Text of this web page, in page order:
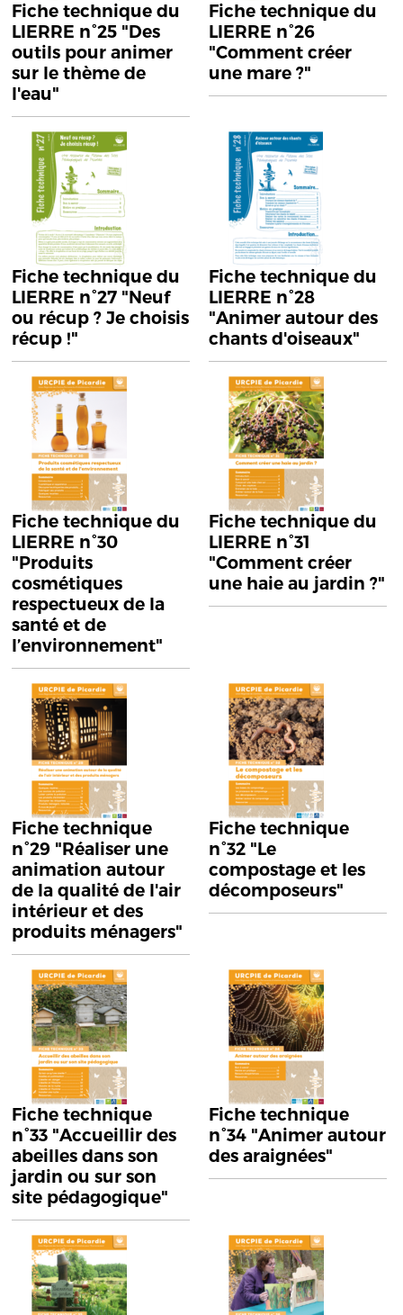
Fiche technique du
LIERRE n°25 "Des
outils pour animer
sur le thème de
l'eau"
Fiche technique du
LIERRE n°26
"Comment créer
une mare ?"
Fiche technique du
LIERRE n°27 "Neuf
ou récup ? Je choisis
récup !"
Fiche technique du
LIERRE n°28
"Animer autour des
chants d'oiseaux"
Fiche technique du
LIERRE n°30
"Produits
cosmétiques
respectueux de la
santé et de
l’environnement"
Fiche technique du
LIERRE n°31
"Comment créer
une haie au jardin ?"
Fiche technique
n°29 "Réaliser une
animation autour
de la qualité de l'air
intérieur et des
produits ménagers"
Fiche technique
n°32 "Le
compostage et les
décomposeurs"
Fiche technique
n°33 "Accueillir des
abeilles dans son
jardin ou sur son
site pédagogique"
Fiche technique
n°34 "Animer autour
des araignées"